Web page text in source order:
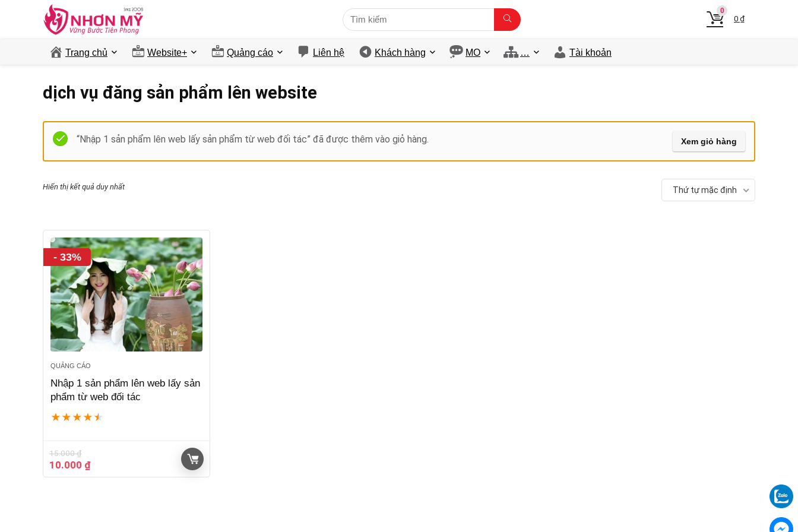
0
0 ₫
Trang chủ Website+ Quảng cáo Liên hệ Khách hàng MO … Tài khoản
dịch vụ đăng sản phẩm lên website
“Nhập 1 sản phẩm lên web lấy sản phẩm từ web đối tác” đã được thêm vào giỏ hàng. Xem giỏ hàng
Hiển thị kết quả duy nhất Thứ tự mặc định
- 33%
QUẢNG CÁO
Nhập 1 sản phẩm lên web lấy sản
phẩm từ web đối tác
★ ★ ★ ★ ★
15.000₫
Giá
gốc
10.000 ₫Giá
hiện